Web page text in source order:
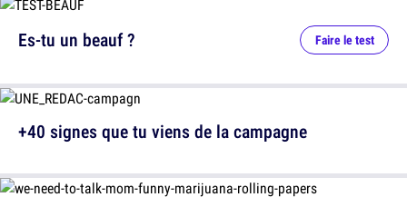
Es-tu un beauf ? Faire le test
+40 signes que tu viens de la campagne